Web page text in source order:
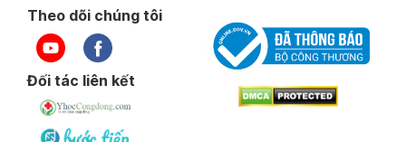
Theo dõi chúng tôi
Đối tác liên kết